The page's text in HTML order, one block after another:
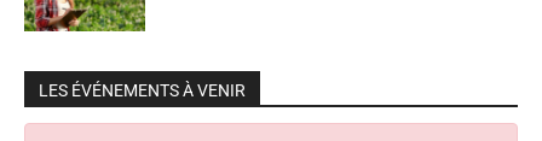
LES ÉVÉNEMENTS À VENIR